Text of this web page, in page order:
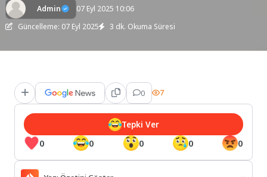
Admin
07 Eyl 2025 10:06
Güncelleme: 07 Eyl 2025
3 dk. Okuma Süresi
0 7
0 0 0 0 0
Tepki Ver